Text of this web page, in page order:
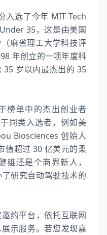
入选了今年 MIT Tech
35，这是由美国
麻省理工大学科技评
年创立的一项年度科
35 岁以内最杰出的 35
榜单中的杰出创业者
同类入选者，例如美
Biosciences 创始人
值超过 30 亿美元的柔
雄还是个商界新人，
研究自动驾驶技术的
约平台，依托互联网
示服务。若您发现嘉